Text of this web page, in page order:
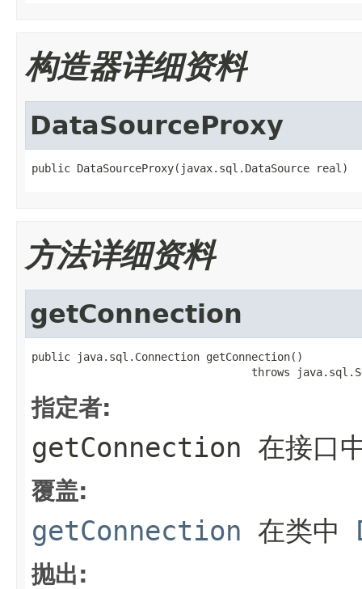
构造器详细资料
DataSourceProxy
public DataSourceProxy(javax.sql.DataSource real)
方法详细资料
getConnection
public java.sql.Connection getConnection()
throws
指定者:
getConnection 在接口
覆盖:
getConnection 在类中
抛出: